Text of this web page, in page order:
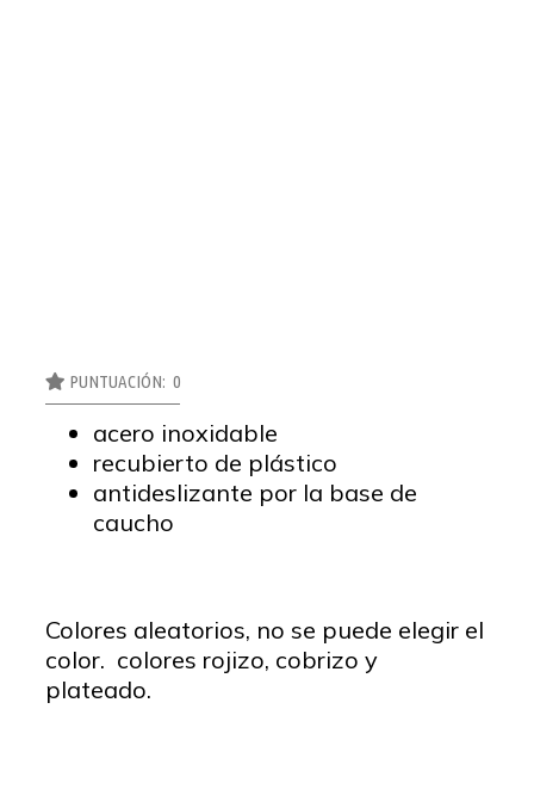
PUNTUACIÓN: 0
acero inoxidable
recubierto de plástico
antideslizante por la base de
caucho
Colores aleatorios, no se puede elegir el
color. colores rojizo, cobrizo y
plateado.